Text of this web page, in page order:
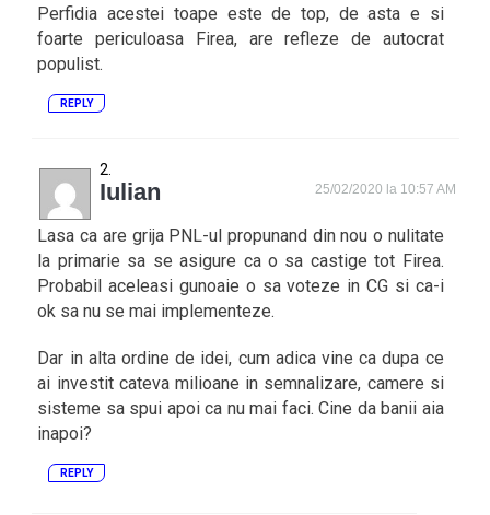
Perfidia acestei toape este de top, de asta e si
foarte periculoasa Firea, are refleze de autocrat
populist.
REPLY
Iulian 25/02/2020 la 10:57 AM
Lasa ca are grija PNL-ul propunand din nou o nulitate
la primarie sa se asigure ca o sa castige tot Firea.
Probabil aceleasi gunoaie o sa voteze in CG si ca-i
ok sa nu se mai implementeze.
Dar in alta ordine de idei, cum adica vine ca dupa ce
ai investit cateva milioane in semnalizare, camere si
sisteme sa spui apoi ca nu mai faci. Cine da banii aia
inapoi?
REPLY